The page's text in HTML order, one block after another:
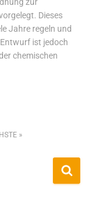
Dieses
Jahre regeln und
ist jedoch
chemischen